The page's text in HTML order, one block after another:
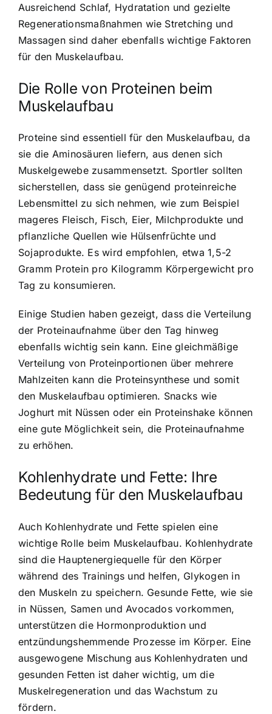
Ausreichend Schlaf, Hydratation und gezielte
Regenerationsmaßnahmen wie Stretching und
Massagen sind daher ebenfalls wichtige Faktoren
für den Muskelaufbau.
Die Rolle von Proteinen beim
Muskelaufbau
Proteine sind essentiell für den Muskelaufbau, da
sie die Aminosäuren liefern, aus denen sich
Muskelgewebe zusammensetzt. Sportler sollten
sicherstellen, dass sie genügend proteinreiche
Lebensmittel zu sich nehmen, wie zum Beispiel
mageres Fleisch, Fisch, Eier, Milchprodukte und
pflanzliche Quellen wie Hülsenfrüchte und
Sojaprodukte. Es wird empfohlen, etwa 1,5-2
Gramm Protein pro Kilogramm Körpergewicht pro
Tag zu konsumieren.
Einige Studien haben gezeigt, dass die Verteilung
der Proteinaufnahme über den Tag hinweg
ebenfalls wichtig sein kann. Eine gleichmäßige
Verteilung von Proteinportionen über mehrere
Mahlzeiten kann die Proteinsynthese und somit
den Muskelaufbau optimieren. Snacks wie
Joghurt mit Nüssen oder ein Proteinshake können
eine gute Möglichkeit sein, die Proteinaufnahme
zu erhöhen.
Kohlenhydrate und Fette: Ihre
Bedeutung für den Muskelaufbau
Auch Kohlenhydrate und Fette spielen eine
wichtige Rolle beim Muskelaufbau. Kohlenhydrate
sind die Hauptenergiequelle für den Körper
während des Trainings und helfen, Glykogen in
den Muskeln zu speichern. Gesunde Fette, wie sie
in Nüssen, Samen und Avocados vorkommen,
unterstützen die Hormonproduktion und
entzündungshemmende Prozesse im Körper. Eine
ausgewogene Mischung aus Kohlenhydraten und
gesunden Fetten ist daher wichtig, umdie
Muskelregeneration und das Wachstum zu
fördern.